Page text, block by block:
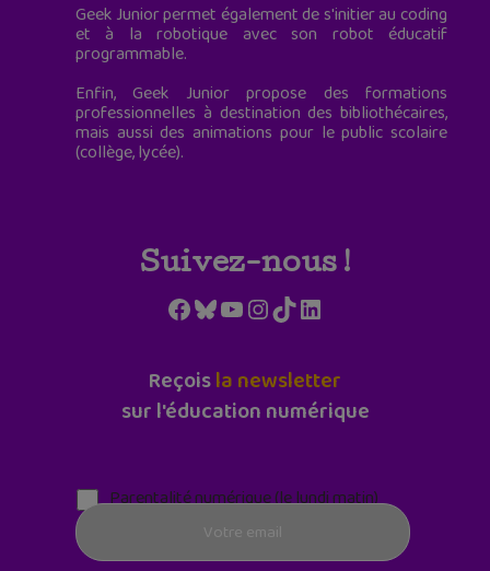
Geek Junior permet également de s'initier au coding
et à la robotique avec son robot éducatif
programmable.
Enfin, Geek Junior propose des formations
professionnelles à destination des bibliothécaires,
mais aussi des animations pour le public scolaire
(collège, lycée).
Suivez-nous !
Facebook
Bluesky
YouTube
Instagram
TikTokLinkedIn
Reçoisla newsletter
sur l'éducation numérique
Parentalité numérique (le lundi matin)